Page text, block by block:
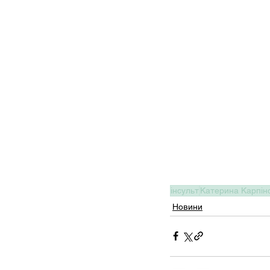
інсультКатерина
Новини